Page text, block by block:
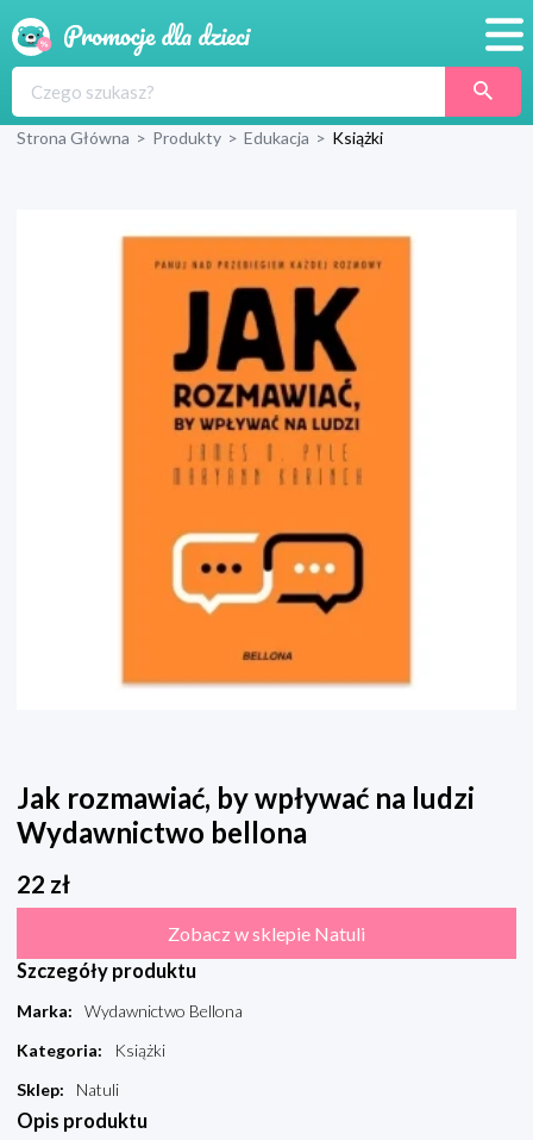
Produkty
Blog
Wyprawka
Strona Główna > Produkty > Edukacja > Książki
Jak rozmawiać, by wpływać na ludzi
Wydawnictwo bellona
22 zł
Zobacz w sklepie Natuli
Szczegóły produktu
Marka:
Wydawnictwo Bellona
Kategoria:
Książki
Sklep: Natuli
Opis produktu